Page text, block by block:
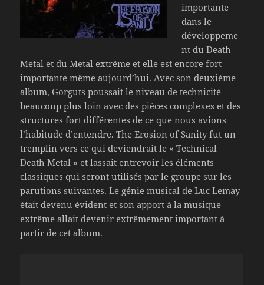
importante
dans le
développeme
nt du Death
Metal et du Metal extrême et elle est encore fort
importante même aujourd’hui. Avec son deuxième
album, Gorguts poussait le niveau de technicité
beaucoup plus loin avec des pièces complexes et des
structures fort différentes de ce que nous avions
l’habitude d’entendre. The Erosion of Sanity fut un
tremplin vers ce qui deviendrait le « Technical
Death Metal » et lassait entrevoir les éléments
classiques qui seront utilisés par le groupe sur les
parutions suivantes. Le génie musical de Luc Lemay
était devenu évident et son apport à la musique
extrême allait devenir extrêmement important à
partir de cet album.